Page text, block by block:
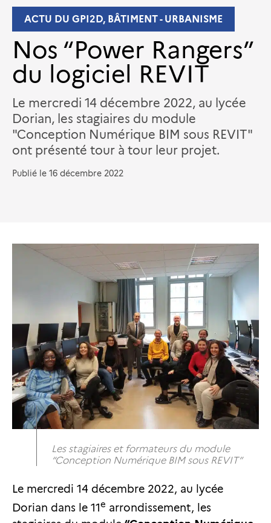
ACTU DU GPI2D, BÂTIMENT - URBANISME
Nos “Power Rangers”
du logiciel REVIT
Le mercredi 14 décembre 2022, au lycée
Dorian, les stagiaires du module
"Conception Numérique BIM sous REVIT"
ont présenté tour à tour leur projet.
Publié le 16 décembre 2022
Les stagiaires et formateurs du module
“Conception Numérique BIM sous REVIT”
Le mercredi 14 décembre 2022, au lycée
Dorian dans le 11e arrondissement, les